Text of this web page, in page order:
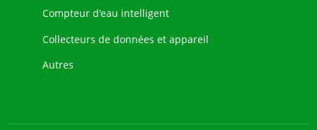
Compteur d'eau intelligent
Collecteurs de données et appareil
Autres